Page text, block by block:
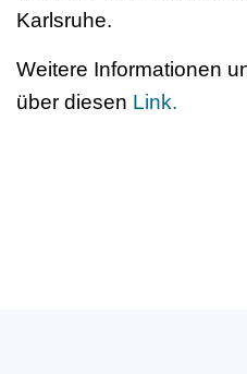
Karlsruhe.
Weitere Informationen
über diesen Link.